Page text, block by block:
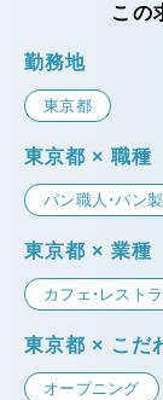
この
勤務地
東京都
東京都 × 職種
パン職人・パン
東京都 × 業種
カフェ・レスト
東京都 × こだ
オープニング